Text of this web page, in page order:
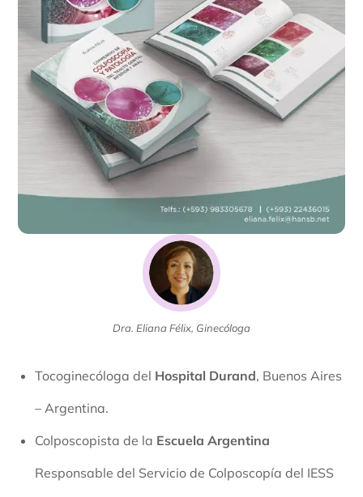
Dra. Eliana Félix, Ginecóloga
Tocoginecóloga del Hospital Durand, Buenos Aires
– Argentina.
Colposcopista de la Escuela Argentina
Responsable del Servicio de Colposcopía del IESS